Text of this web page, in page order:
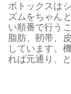
ボトックスは
ズムをちゃん
い順番で行う
脂肪、靭帯、
しています。
れば元通り、